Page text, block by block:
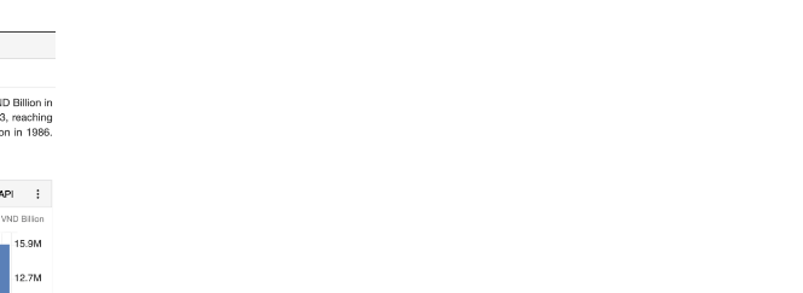
hàng đầu, v.v, không tin vào bất
gì? Anh ta sẽ rút hết tiền mặt ra “cất
năm (?)
phải đầu tư trong dài hạn (he must
năm kể từ 2009 đến Q3/2024, tức từ